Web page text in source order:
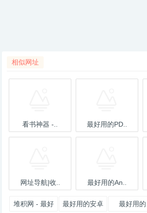
相似网址
看书神器 -.. 最好用的PD..
网址导航|收.. 最好用的An..
堆积网 - 最好
最好用的安卓
最好用的